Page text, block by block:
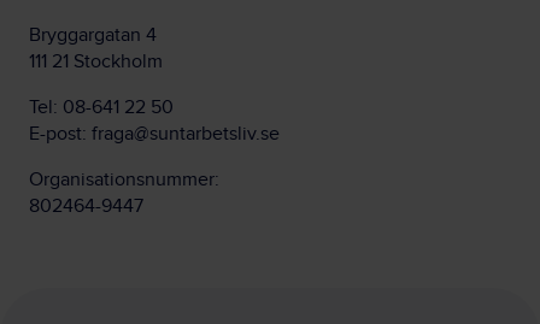
Bryggargatan 4
111 21 Stockholm
Tel: 08-641 22 50
E-post: fraga@suntarbetsliv.se
Organisationsnummer:
802464-9447